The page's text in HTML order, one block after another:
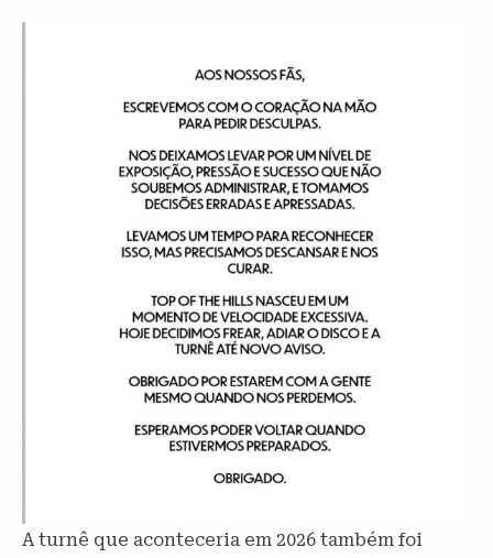
A turnê que aconteceria em 2026 também foi